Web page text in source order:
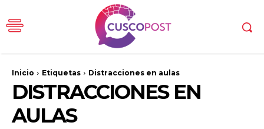
Inicio Etiquetas Distracciones en aulas
DISTRACCIONES EN
AULAS